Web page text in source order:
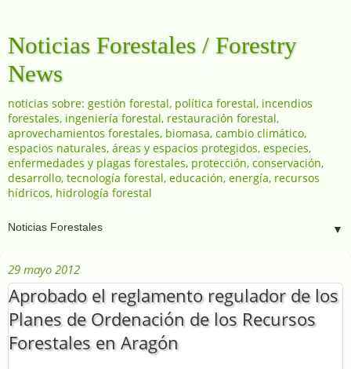
Noticias Forestales / Forestry
News
noticias sobre: gestión forestal, política forestal, incendios
forestales, ingeniería forestal, restauración forestal,
aprovechamientos forestales, biomasa, cambio climático,
espacios naturales, áreas y espacios protegidos, especies,
enfermedades y plagas forestales, protección, conservación,
desarrollo, tecnología forestal, educación, energía, recursos
hídricos, hidrología forestal
▼
29 mayo 2012
Aprobado el reglamento regulador de los
Planes de Ordenación de los Recursos
Forestales en Aragón